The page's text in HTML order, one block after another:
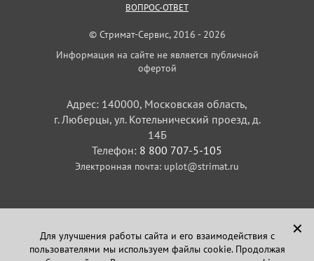
ВОПРОС-ОТВЕТ
© Стримат-Сервис, 2016 - 2026
Информация на сайте не является публичной
офертой
Адрес: 140000, Московская область,
г. Люберцы, ул. Котельнический проезд, д.
14Б
Телефон: 8 800 707-5-105
Электронная почта: uplot@strimat.ru
✕
Для улучшения работы сайта и его взаимодействия с
пользователями мы используем файлы cookie. Продолжая